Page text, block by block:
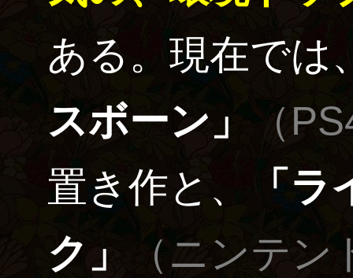
ある。現在では
スボーン」
（
置き作と、
「
ク」
（ニンテ